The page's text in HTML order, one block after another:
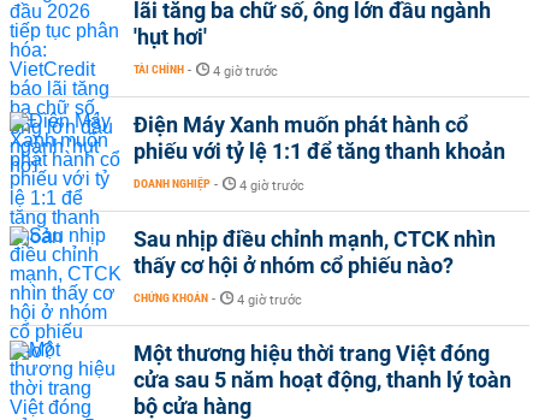
lãi tăng ba chữ số, ông lớn đầu ngành
'hụt hơi'
TÀI CHÍNH - 4 giờ trước
Điện Máy Xanh muốn phát hành cổ
phiếu với tỷ lệ 1:1 để tăng thanh khoản
DOANH NGHIỆP - 4 giờ trước
Sau nhịp điều chỉnh mạnh, CTCK nhìn
thấy cơ hội ở nhóm cổ phiếu nào?
CHỨNG KHOÁN - 4 giờ trước
Một thương hiệu thời trang Việt đóng
cửa sau 5 năm hoạt động, thanh lý toàn
bộ cửa hàng